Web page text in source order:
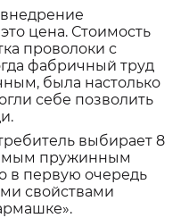
цена. Стоимость
проволоки с
фабричный труд
была настолько
себе позволить
выбирает 8
пружинным
в первую очередь
свойствами